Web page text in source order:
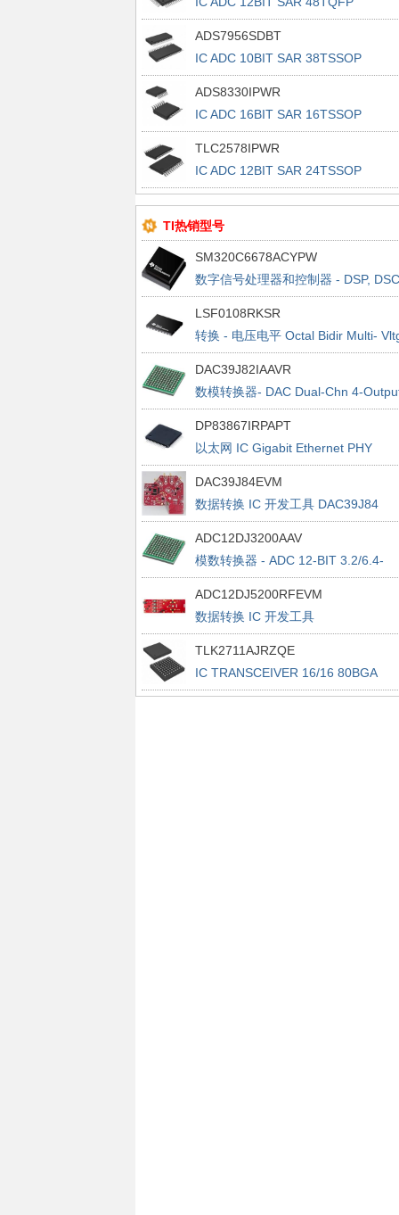
ADS7956SDBT
IC ADC 10BIT SAR 38TSSOP
ADS8330IPWR
IC ADC 16BIT SAR 16TSSOP
TLC2578IPWR
IC ADC 12BIT SAR 24TSSOP
TI热销型号
SM320C6678ACYPW
数字信号处理器和控制器 - DSP, DSC
Multicore Fixed Digital Signal Proc
LSF0108RKSR
转换 - 电压电平 Octal Bidir Multi-
Lev Translator
DAC39J82IAAVR
数模转换器- DAC Dual-Chn 4-
16-Bit 2.8 GSPS
DP83867IRPAPT
以太网 IC Gigabit Ethernet PHY
DAC39J84EVM
数据转换 IC 开发工具 DAC39J84
Evaluation Module
ADC12DJ3200AAV
模数转换器 - ADC 12-BIT 3.2/6.4-
GSPS DUAL/SINGLE CH ADC
ADC12DJ5200RFEVM
数据转换 IC 开发工具
ADC12DJ5200RF EVALUATION
TLK2711AJRZQE
IC TRANSCEIVER 16/16 80BGA